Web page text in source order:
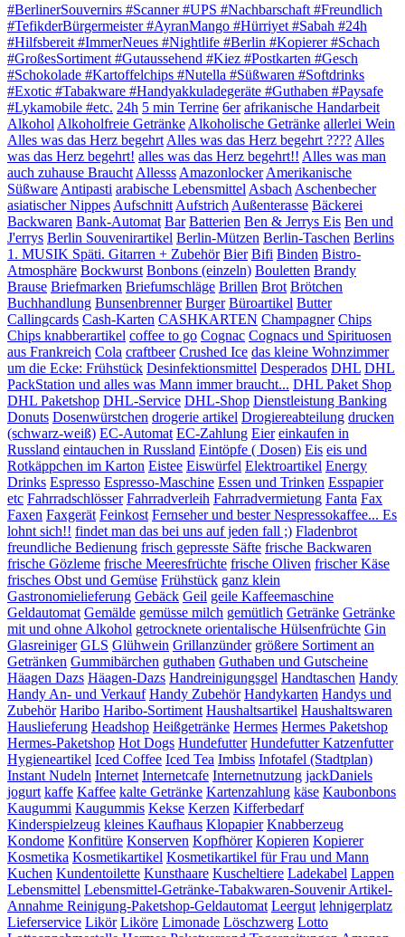
#BerlinerSouvernirs #Scanner #UPS #Nachbarschaft #Freundlich
#TefikderBürgermeister #AyranMango #Hürriyet #Sabah #24h
#Hilfsbereit #ImmerNeues #Nightlife #Berlin #Kopierer #Schach
#GroßesSortiment #Gutaussehend #Kiez #Postkarten #Gesch
#Schokolade #Kartoffelchips #Nutella #Süßwaren #Softdrinks
#Exotic #Tabakware #Handyakkuladegeräte #Guthaben #Paysafe
#Lykamobile #etc. 24h 5 min Terrine 6er afrikanische Handarbeit
Alkohol Alkoholfreie Getränke Alkoholische Getränke allerlei Wein
Alles was das Herz begehrt Alles was das Herz begehrt ???? Alles
was das Herz begehrt! alles was das Herz begehrt!! Alles was man
auch zuhause Braucht Allesss Amazonlocker Amerikanische
Süßware Antipasti arabische Lebensmittel Asbach Aschenbecher
asiatischer Nippes Aufschnitt Aufstrich Außenterasse Bäckerei
Backwaren Bank-Automat Bar Batterien Ben & Jerrys Eis Ben und
J'errys Berlin Souvenirartikel Berlin-Mützen Berlin-Taschen Berlins
1. MUSIK Späti. Gitarren + Zubehör Bier Bifi Binden Bistro-
Atmosphäre Bockwurst Bonbons (einzeln) Bouletten Brandy
Brause Briefmarken Briefumschläge Brillen Brot Brötchen
Buchhandlung Bunsenbrenner Burger Büroartikel Butter
Callingcards Cash-Karten CASHKARTEN Champagner Chips
Chips knabberartikel coffee to go Cognac Cognacs und Spirituosen
aus Frankreich Cola craftbeer Crushed Ice das kleine Wohnzimmer
um die Ecke: Frühstück Desinfektionsmittel Desperados DHL DHL
PackStation und alles was Mann immer braucht... DHL Paket Shop
DHL Paketshop DHL-Service DHL-Shop Dienstleistung Banking
Donuts Dosenwürstchen drogerie artikel Drogiereabteilung drucken
(schwarz-weiß) EC-Automat EC-Zahlung Eier einkaufen in
Russland eintauchen in Russland Eintöpfe ( Dosen) Eis eis und
Rotkäppchen im Karton Eistee Eiswürfel Elektroartikel Energy
Drinks Espresso Espresso-Maschine Essen und Trinken Esspapier
etc Fahrradschlösser Fahrradverleih Fahrradvermietung Fanta Fax
Faxen Faxgerät Feinkost Fernseher und bester Nespressokaffee... Es
lohnt sich!! findet man das bei uns auf jeden fall ;) Fladenbrot
freundliche Bedienung frisch gepresste Säfte frische Backwaren
frische Gözleme frische Meeresfrüchte frische Oliven frischer Käse
frisches Obst und Gemüse Frühstück ganz klein
Gastronomielieferung Gebäck Geil geile Kaffeemaschine
Geldautomat Gemälde gemüsse milch gemütlich Getränke Getränke
mit und ohne Alkohol getrocknete orientalische Hülsenfrüchte Gin
Glasreiniger GLS Glühwein Grillanzünder größere Sortiment an
Getränken Gummibärchen guthaben Guthaben und Gutscheine
Häagen Dazs Häagen-Dazs Handreinigungsgel Handtaschen Handy
Handy An- und Verkauf Handy Zubehör Handykarten Handys und
Zubehör Haribo Haribo-Sortiment Haushaltsartikel Haushaltswaren
Hauslieferung Headshop Heißgetränke Hermes Hermes Paketshop
Hermes-Paketshop Hot Dogs Hundefutter Hundefutter Katzenfutter
Hygieneartikel Iced Coffee Iced Tea Imbiss Infotafel (Stadtplan)
Instant Nudeln Internet Internetcafe Internetnutzung jackDaniels
jogurt kaffe Kaffee kalte Getränke Kartenzahlung käse Kaubonbons
Kaugummi Kaugummis Kekse Kerzen Kifferbedarf
Kinderspielzeug kleines Kaufhaus Klopapier Knabberzeug
Kondome Konfitüre Konserven Kopfhörer Kopieren Kopierer
Kosmetika Kosmetikartikel Kosmetikartikel für Frau und Mann
Kuchen Kundentoilette Kunsthaare Kuscheltiere Ladekabel Lappen
Lebensmittel Lebensmittel-Getränke-Tabakwaren-Souvenir Artikel-
Annahme Reinigung-Paketshop-Geldautomat Leergut lehnigerplatz
Lieferservice Likör Liköre Limonade Löschzwerg Lotto